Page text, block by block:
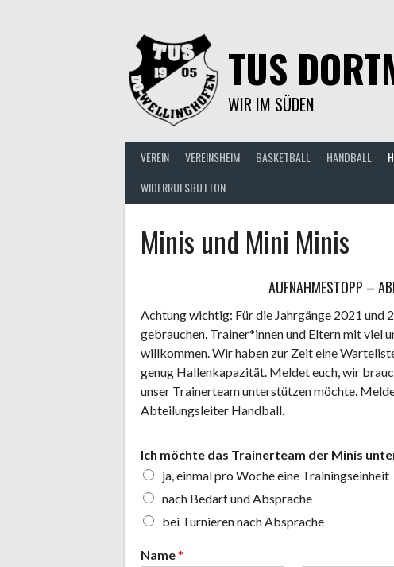
TUS
WIR IM SÜDEN
VEREIN VEREINSHEIM BASKETBALL HANDBALL
WIDERRUFSBUTTON
Minis und Mini Minis
AUFNAHMESTOPP –
Achtung wichtig: Für die Jahrgänge 2021 und
gebrauchen. Trainer*innen und Eltern mit viel
willkommen. Wir haben zur Zeit eine
genug Hallenkapazität. Meldet euch, wir
unser Trainerteam unterstützen möchte.
Abteilungsleiter Handball.
Ich möchte das Trainerteam der Minis
ja, einmal pro Woche eine Trainingseinheit
nach Bedarf und Absprache
bei Turnieren nach Absprache
Name*